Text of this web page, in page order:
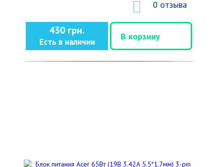
0 отзыва
430 грн.
Есть в наличии
В корзину